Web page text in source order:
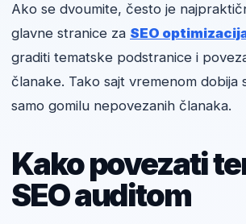
Ako se dvoumite, često je
glavne stranice za SEO
graditi tematske podstranice i
članake. Tako sajt vremenom
samo gomilu nepovezanih članaka.
Kako povezati
SEO auditom